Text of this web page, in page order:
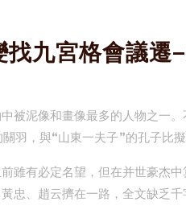
找九宮格會議遷
被泥像和畫像最多的人物之一
羽，與“山東一夫子”的孔子比
雖有必定名望，但在并世豪杰
忠、趙云擠在一路，全文缺乏